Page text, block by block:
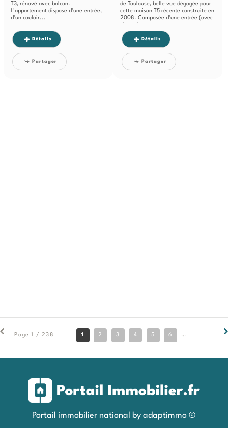
T3, rénové avec balcon.
L'appartement dispose d'une entrée,
d'un couloir...
Détails
Partager
de Toulouse, belle vue dégagée pour
cette maison T5 récente construite en
2008. Composée d'une entrée (avec
Détails
Partager
Page 1 / 238 1 2 3 4 5 6 9
Portail immobilier national by adaptimmo ©